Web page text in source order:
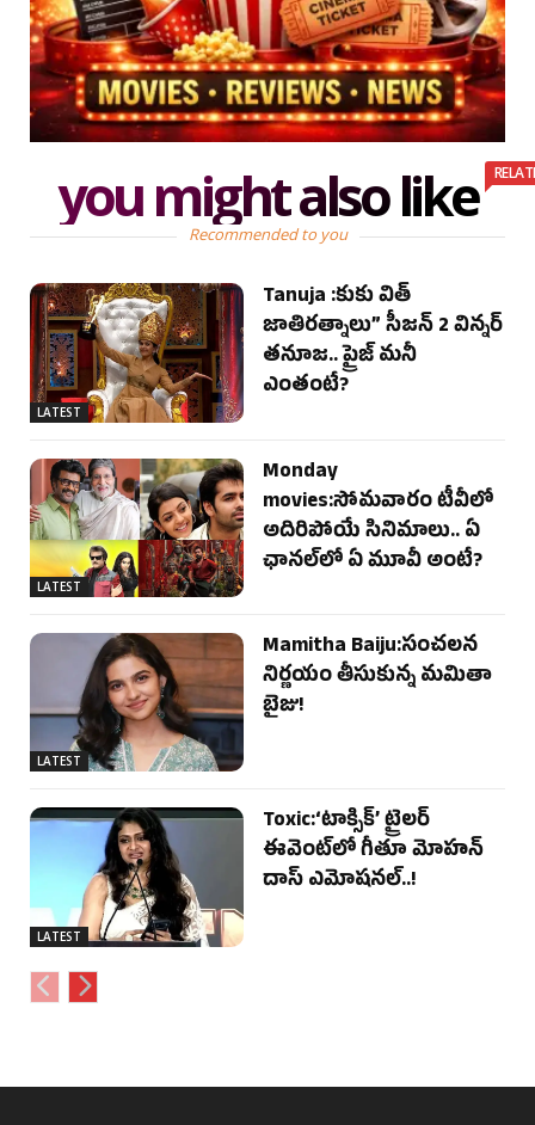
you might also like
Recommended to you
LATEST
Tanuja :కుకు విత్
జాతిరత్నాలు” సీజన్ 2 విన్నర్
తనూజ.. ప్రైజ్ మనీ
ఎంతంటే?
LATEST
Monday
movies:సోమవారం టీవీలో
అదిరిపోయే సినిమాలు.. ఏ
ఛానల్‌లో ఏ మూవీ అంటే?
LATEST
Mamitha Baiju:సంచలన
నిర్ణయం తీసుకున్న మమితా
బైజు!
LATEST
Toxic:‘టాక్సిక్’ ట్రైలర్
ఈవెంట్‌లో గీతూ మోహన్
దాస్ ఎమోషనల్..!